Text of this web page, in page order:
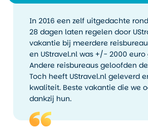
De winter is kalmer en koud,
met temperaturen onder nul
en sneeuwval. Toch blijft de
stad actief. Er wordt
geschaatst op de meren,
gewandeld door de sneeuw
en in cafés heerst een
knusse sfeer. Als je een reis
naar Madison combineert
met winteractiviteiten, is dit
een goed alternatief voor de
drukke zomermaanden.
In 2016 een zelf uitgedachte
28 dagen laten regelen door
vakantie bij meerdere
en UStravel.nl was +/- 2000 euro
Andere reisbureaus geloofden
Toch heeft UStravel.nl geleverd
kwaliteit. Beste vakantie die we
dankzij hun.